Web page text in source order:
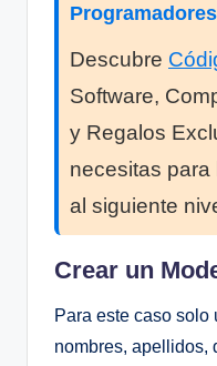
Descubre
Software,
y Regalos
necesitas para
al siguiente
Crear un
Para este caso solo
nombres, apellidos,